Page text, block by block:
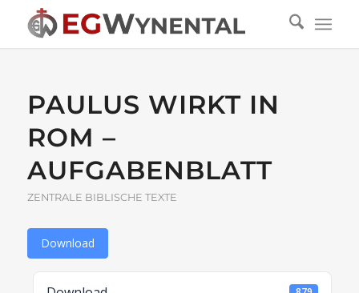
PAULUS WIRKT IN
ROM –
AUFGABENBLATT
ZENTRALE BIBLISCHE TEXTE
Download